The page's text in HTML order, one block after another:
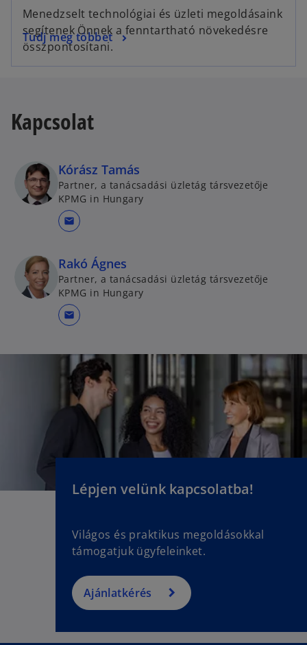
Menedzselt technológiai és üzleti megoldásaink
segítenek Önnek a fenntartható növekedésre
összpontosítani.
Tudj meg többet
Kapcsolat
Kórász Tamás
Partner, a tanácsadási üzletág társvezetője
KPMG in Hungary
mail
Rakó Ágnes
Partner, a tanácsadási üzletág társvezetője
KPMG in Hungary
mail
Lépjen velünk kapcsolatba!
Világos és praktikus megoldásokkal
támogatjuk ügyfeleinket.
Ajánlatkérés